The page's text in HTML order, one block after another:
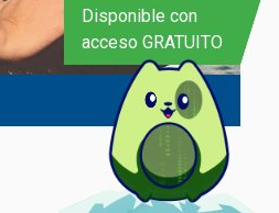
Disponible con
acceso GRATUITO